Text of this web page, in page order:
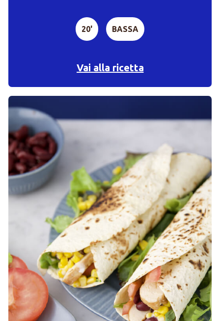
20' BASSA
Vai alla ricetta